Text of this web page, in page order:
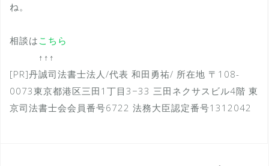
ね。
相談は こちら
↑↑↑
[PR]丹誠司法書士法人/代表 和田勇祐/ 所在地 〒108-
0073東京都港区三田1丁目3−33 三田ネクサスビル4階 東
京司法書士会会員番号6722 法務大臣認定番号1312042